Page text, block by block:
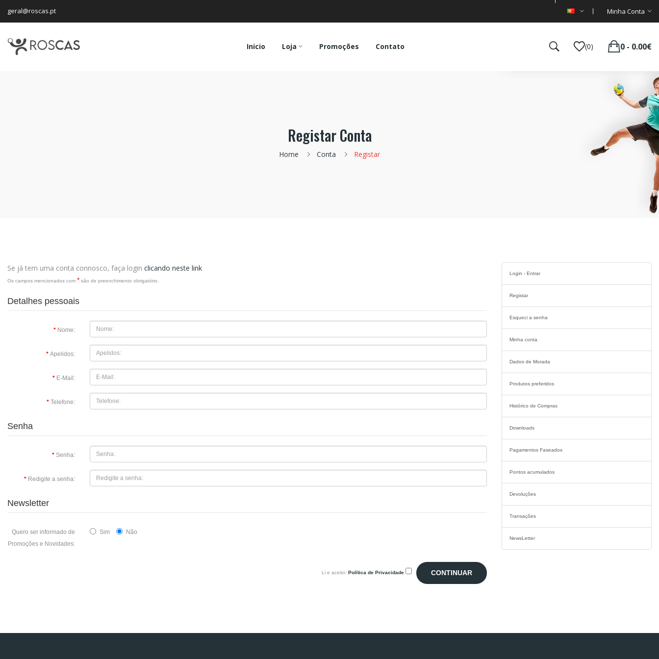
geral@roscas.pt Minha Conta
Inicio Loja Promoções Contato (0) 0 - 0.00€
Registar Conta
Home Conta Registar
Se já tem uma conta connosco, faça login clicando neste link
Os campos mencionados com * são de preenchimento obrigatório.
Detalhes pessoais
Nome:
Apelidos:
E-Mail:
Telefone:
Senha
Senha:
Redigite a senha:
Newsletter
Quero ser informado de
Promoções e Novidades:
Sim Não
Li e aceito: Política de Privacidade
Login - Entrar
Registar
Esqueci a senha
Minha conta
Dados de Morada
Produtos preferidos
Histórico de Compras
Downloads
Pagamentos Faseados
Pontos acumulados
Devoluções
Transações
NewsLetter